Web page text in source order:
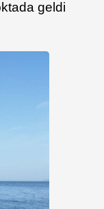
geldi